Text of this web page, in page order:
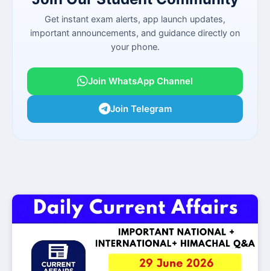
Get instant exam alerts, app launch updates,
important announcements, and guidance directly on
your phone.
Join WhatsApp Channel
Join Telegram